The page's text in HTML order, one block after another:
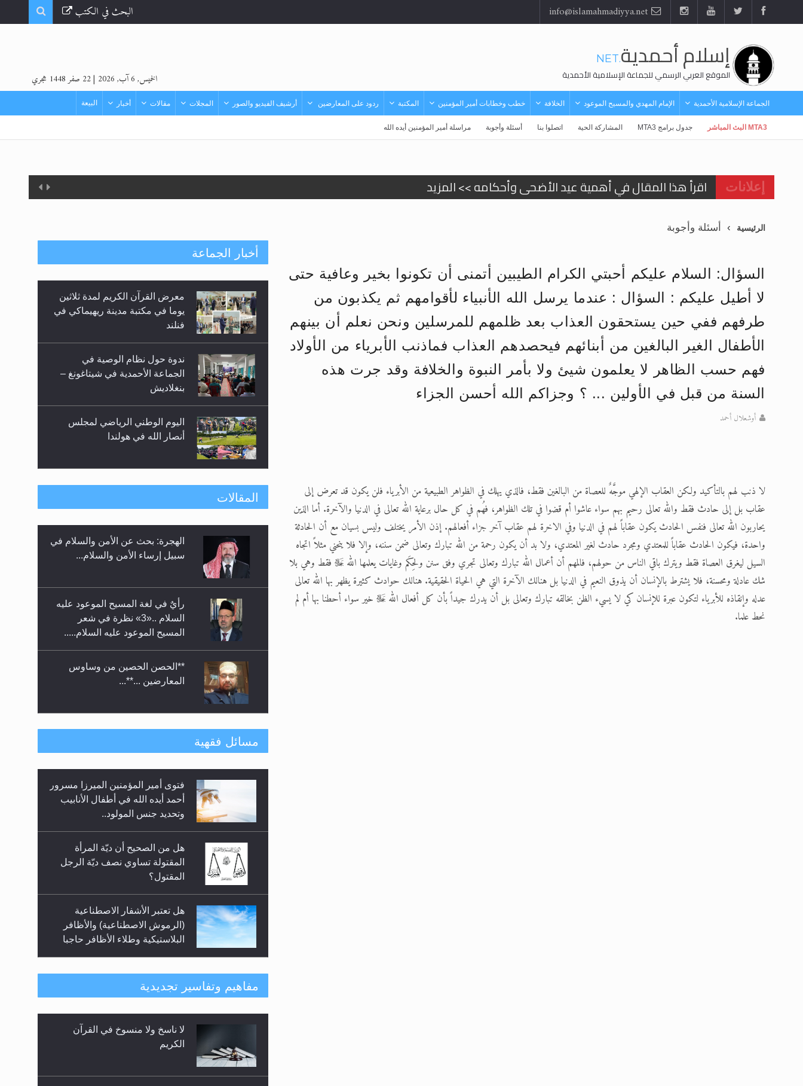
البحث في الكتب
إسلام أحمدية.NET
الموقع العربي الرسمي للجماعة الإسلامية الأحمدية الخميس, 6 آب, 2026 |22 صفر 1448 هجري
الجماعة الإسلامية الأحمدية الإمام المهدي والمسيح الموعود الخلافة خطب وخطابات أمير المؤمنين المكتبة ردود على المعارضين أرشيف الفيديو والصور المجلات مقالات أخبار البيعة
MTA3 البث المباشر جدول برامج MTA3 المشاركة الحية اتصلوا بنا أسئلة وأجوبة مراسلة أمير المؤمنين أيده الله
إعلانات
اقرأ هذا المقال في أهمية عيد الأضحى وأحكامه >> المزيد
الحجّ.. دلالات، حِكم، وأهداف >> المزيد
تعميم هامّ لأفراد الجماعة >> المزيد
تعميم هامّ لأفراد الجماعة >> المزيد
إعلان هامّ بخصوص الرسائل المرسلة إلى حضرة امير المؤمنين أيده الله والمكتب العربي >> المزيد
للانتقال إلى كافة الردود على القمص زكريا يطرس وأعداء الإسلام اضغط هنا >> المزيد
اقرأ هذا الكتاب وتعرّف على حقيقة الإسراء والمعراج >> المزيد
عرض مصوَّر لأقوال المستشرقين في خاتم النبيين صلى الله عليه وسلم >> المزيد
الرئيسية أسئلة وأجوبة
السؤال: السلام عليكم أحبتي الكرام الطيبين أتمنى أن تكونوا بخير وعافية حتى
لا أطيل عليكم : السؤال : عندما يرسل الله الأنبياء لأقوامهم ثم يكذبون من
طرفهم ففي حين يستحقون العذاب بعد ظلمهم للمرسلين ونحن نعلم أن بينهم
الأطفال الغير البالغين من أبنائهم فيحصدهم العذاب فماذنب الأبرياء من الأولاد
فهم حسب الظاهر لا يعلمون شيئ ولا بأمر النبوة والخلافة وقد جرت هذه
السنة من قبل في الأولين ... ؟ وجزاكم الله أحسن الجزاء
أوشعلال أحمد
لا ذنب لهم بالتأكيد ولكن العقاب الإلهي موجَّهٌ للعصاة من البالغين فقط، فالذي يهلك في الظواهر الطبيعية من الأبرياء فلن يكون قد تعرض إلى
عقاب بل إلى حادث فقط والله تعالى رحيم بهم سواء عاشوا أم قضوا في تلك الظواهر، فهُم في كل حال برعاية الله تعالى في الدنيا والآخرة. أما الذين
يحاربون الله تعالى فنفس الحادث يكون عقاباً لهم في الدنيا وفي الاخرة لهم عقاب آخر جزاء أفعالهم. إذن الأمر يختلف وليس بسيان مع أن الحادثة
واحدة، فيكون الحادث عقاباً للمعتدي ومجرد حادث لغير المعتدي، ولا بد أن يكون رحمة من الله تبارك وتعالى ضمن سننه، وإلا فلا ينحني مثلاً اتجاه
السيل ليغرق العصاة فقط ويترك باقي الناس من حولهم، فالمهم أن أعمال الله تبارك وتعالى تجري وفق سنن ولحِكَم وغايات يعلمها الله ﷻ فقط وهي بلا
شك عادلة ومحسنة، فلا يشترط بالإنسان أن يذوق النعيم في الدنيا بل هنالك الآخرة التي هي الحياة الحقيقية. هنالك حوادث كثيرة يظهر بها الله تعالى
عدله وإنقاذه للأبرياء لتكون عبرة للإنسان كي لا يسيء الظن بخالقه تبارك وتعالى بل أن يدرك جيداً بأن كل أفعال الله ﷻ خير سواء أحطنا بها أم لم
نحط علما.
أخبار الجماعة
معرض القرآن الكريم لمدة ثلاثين
يوما في مكتبة مدينة ريهيماكي في
فنلند
ندوة حول نظام الوصية في
الجماعة الأحمدية في شيتاغونغ –
بنغلاديش
اليوم الوطني الرياضي لمجلس
أنصار الله في هولندا
إتمام حفظ القرآن الكريم لثلاثة
حفل توزيع الشهادات في الجامعة
الأحمدية بنيجيريا لعام 2025
المقالات
الهجرة: بحث عن الأمن والسلام في
سبيل إرساء الأمن والسلام...
رأيٌ في لغة المسيح الموعود عليه
السلام ..«3» نظرة في شعر
المسيح الموعود عليه السلام.....
**الحصن الحصين من وساوس
المعارضين ...**...
متطلَّبات التّحريك الجديد...
رأيٌ في لغة المسيح الموعود عليه
السلام.. 4...
مسائل فقهية
فتوى أمير المؤمنين الميرزا مسرور
أحمد أيده الله في أطفال الأنابيب
وتحديد جنس المولود..
هل من الصحيح أن ديّة المرأة
المقتولة تساوي نصف ديّة الرجل
المقتول؟
هل تعتبر الأشفار الاصطناعية
(الرموش الاصطناعية) والأظافر
البلاستيكية وطلاء الأظافر حاجبا
هل يُحسب حول الزكاة وفق السنة
الميلادية أو الهجرية؟
هل يجوز فتح مشروع كوافير نسائي
للمحجبات وغير المحجبات؟
مفاهيم وتفاسير تجديدية
لا ناسخ ولا منسوخ في القرآن
الكريم